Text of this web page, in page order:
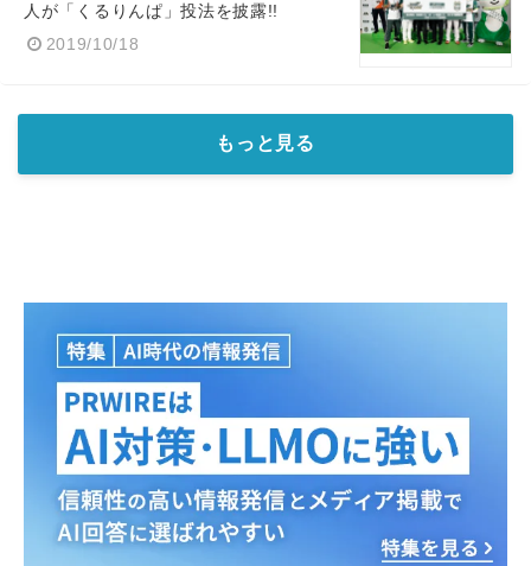
人が「くるりんぱ」投法を披露!!
2019/10/18
もっと見る